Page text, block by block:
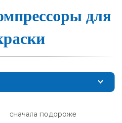
для
сначала подороже